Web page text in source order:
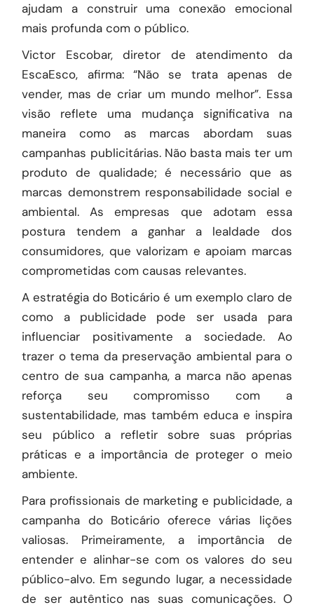
ajudam a construir uma conexão emocional
mais profunda com o público.
Victor Escobar, diretor de atendimento da
EscaEsco, afirma: “Não se trata apenas de
vender, mas de criar um mundo melhor”. Essa
visão reflete uma mudança significativa na
maneira como as marcas abordam suas
campanhas publicitárias. Não basta mais ter um
produto de qualidade; é necessário que as
marcas demonstrem responsabilidade social e
ambiental. As empresas que adotam essa
postura tendem a ganhar a lealdade dos
consumidores, que valorizam e apoiam marcas
comprometidas com causas relevantes.
A estratégia do Boticário é um exemplo claro de
como a publicidade pode ser usada para
influenciar positivamente a sociedade. Ao
trazer o tema da preservação ambiental para o
centro de sua campanha, a marca não apenas
reforça seu compromisso com a
sustentabilidade, mas também educa e inspira
seu público a refletir sobre suas próprias
práticas e a importância de proteger o meio
ambiente.
Para profissionais de marketing e publicidade, a
campanha do Boticário oferece várias lições
valiosas. Primeiramente, a importância de
entender e alinhar-se com os valores do seu
público-alvo. Em segundo lugar, a necessidade
de ser autêntico nas suas comunicações. O